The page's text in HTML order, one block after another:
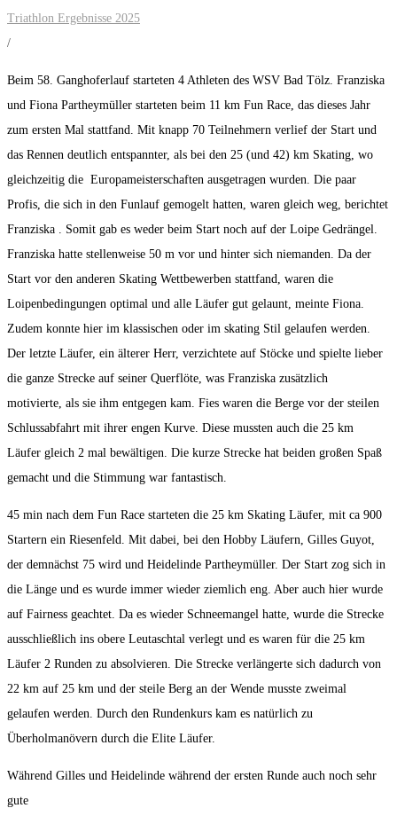
Triathlon Ergebnisse 2025
/
Beim 58. Ganghoferlauf starteten 4 Athleten des WSV Bad Tölz. Franziska
und Fiona Partheymüller starteten beim 11 km Fun Race, das dieses Jahr
zum ersten Mal stattfand. Mit knapp 70 Teilnehmern verlief der Start und
das Rennen deutlich entspannter, als bei den 25 (und 42) km Skating, wo
gleichzeitig die Europameisterschaften ausgetragen wurden. Die paar
Profis, die sich in den Funlauf gemogelt hatten, waren gleich weg, berichtet
Franziska . Somit gab es weder beim Start noch auf der Loipe Gedrängel.
Franziska hatte stellenweise 50 m vor und hinter sich niemanden. Da der
Start vor den anderen Skating Wettbewerben stattfand, waren die
Loipenbedingungen optimal und alle Läufer gut gelaunt, meinte Fiona.
Zudem konnte hier im klassischen oder im skating Stil gelaufen werden.
Der letzte Läufer, ein älterer Herr, verzichtete auf Stöcke und spielte lieber
die ganze Strecke auf seiner Querflöte, was Franziska zusätzlich
motivierte, als sie ihm entgegen kam. Fies waren die Berge vor der steilen
Schlussabfahrt mit ihrer engen Kurve. Diese mussten auch die 25 km
Läufer gleich 2 mal bewältigen. Die kurze Strecke hat beiden großen Spaß
gemacht und die Stimmung war fantastisch.
45 min nach dem Fun Race starteten die 25 km Skating Läufer, mit ca 900
Startern ein Riesenfeld. Mit dabei, bei den Hobby Läufern, Gilles Guyot,
der demnächst 75 wird und Heidelinde Partheymüller. Der Start zog sich in
die Länge und es wurde immer wieder ziemlich eng. Aber auch hier wurde
auf Fairness geachtet. Da es wieder Schneemangel hatte, wurde die Strecke
ausschließlich ins obere Leutaschtal verlegt und es waren für die 25 km
Läufer 2 Runden zu absolvieren. Die Strecke verlängerte sich dadurch von
22 km auf 25 km und der steile Berg an der Wende musste zweimal
gelaufen werden. Durch den Rundenkurs kam es natürlich zu
Überholmanövern durch die Elite Läufer.
Während Gilles und Heidelinde während der ersten Runde auch noch sehr
gute